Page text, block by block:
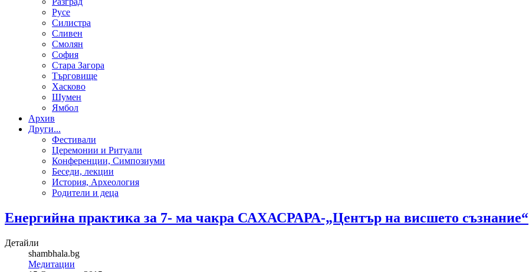
Русе
Силистра
Сливен
Смолян
София
Стара Загора
Търговище
Хасково
Шумен
Ямбол
Aрхив
Други...
Фестивали
Церемонии и Ритуали
Конференции, Симпозиуми
Беседи, лекции
История, Археология
Родители и деца
Енергийна практика за 7- ма чакра САХАСРАРА-„Център на висшето съзнание“
Детайли
shambhala.bg
Медитации